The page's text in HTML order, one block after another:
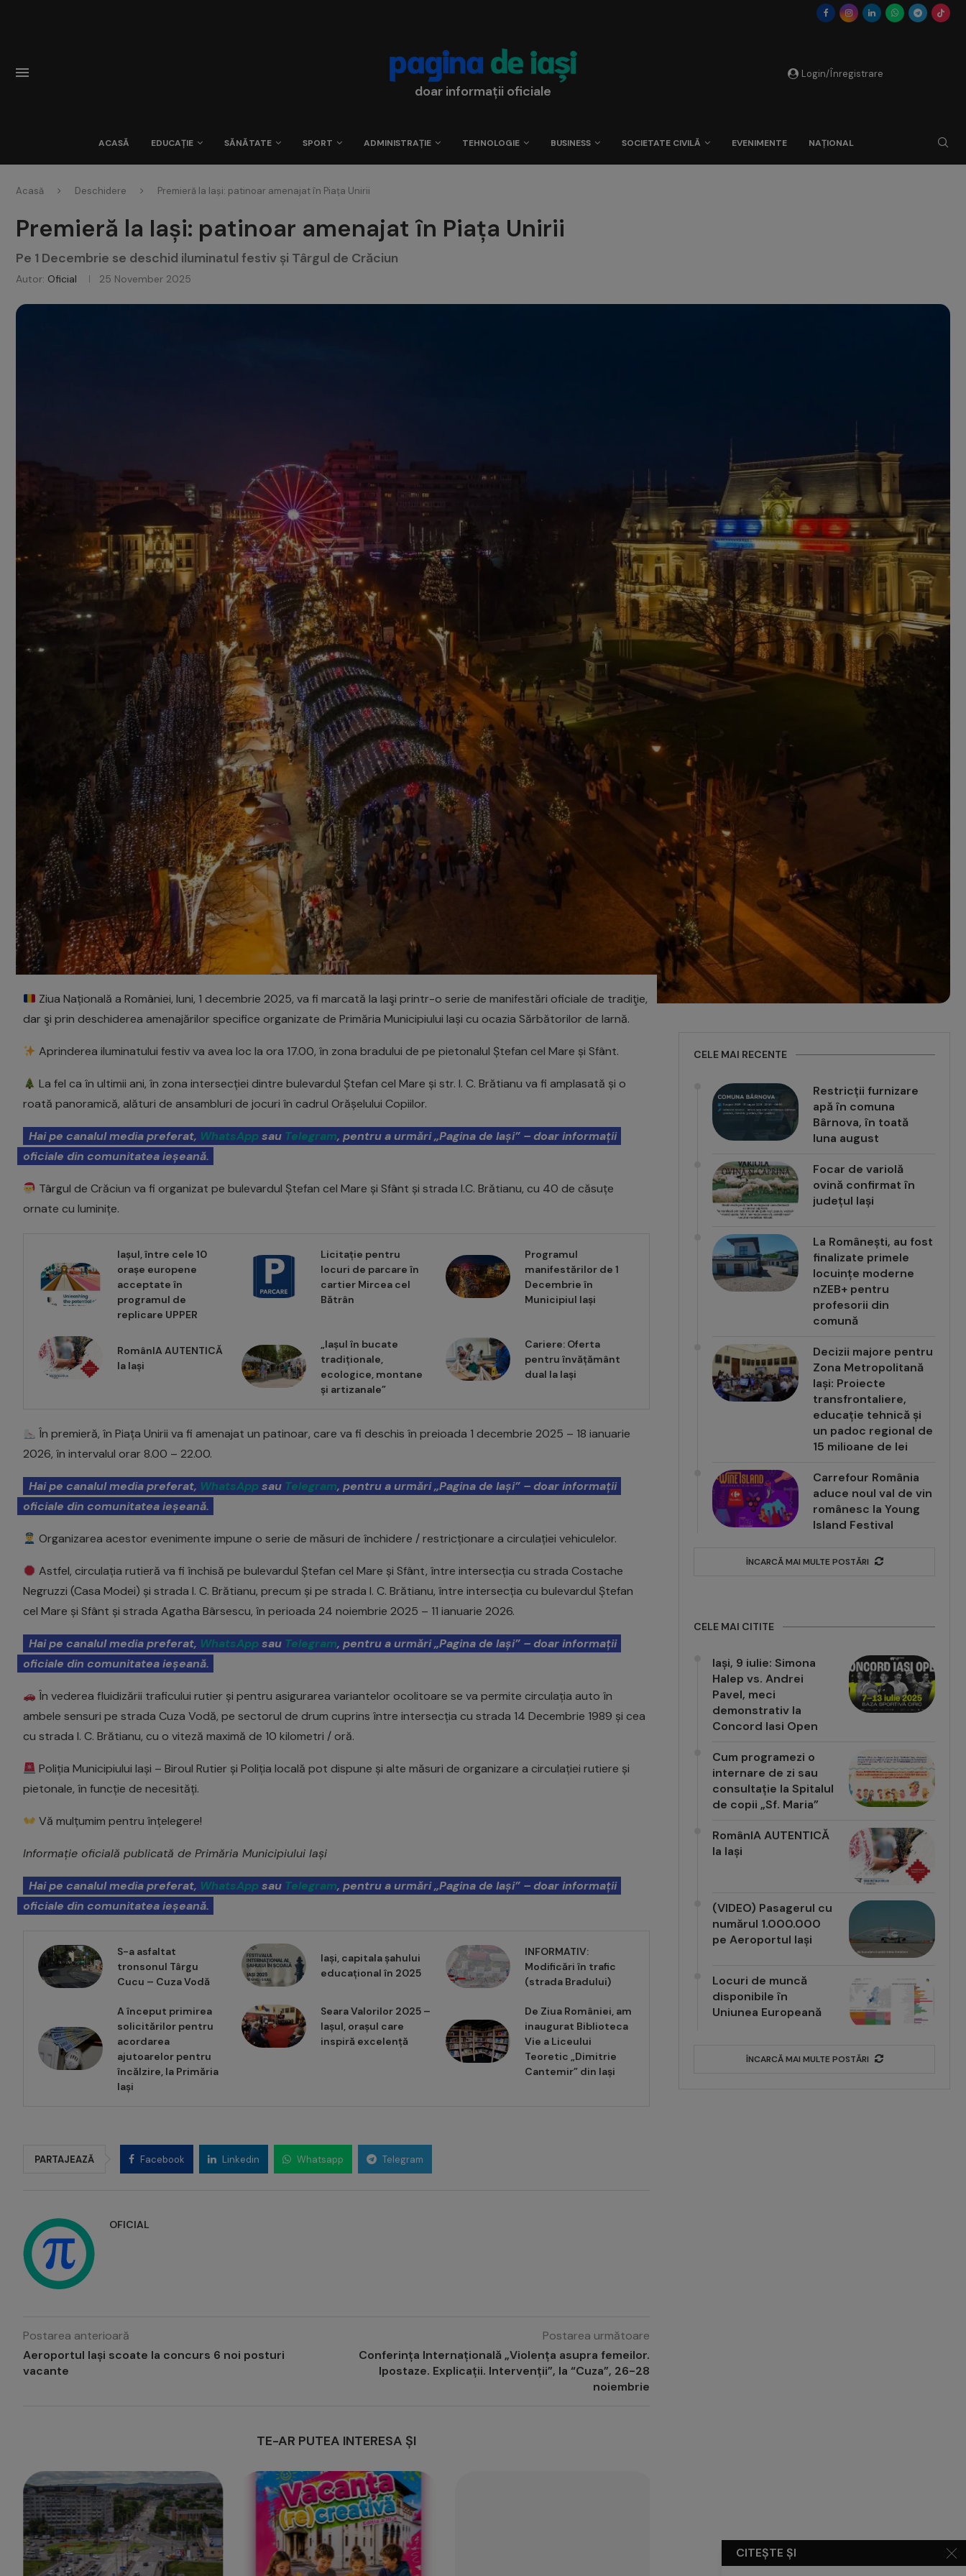
doar informații oficiale
Login/Înregistrare
ACASĂ EDUCAȚIE SĂNĂTATE SPORT ADMINISTRAȚIE TEHNOLOGIE BUSINESS SOCIETATE CIVILĂ EVENIMENTE NAȚIONAL
Acasă Deschidere Premieră la Iași: patinoar amenajat în Piața Unirii
Premieră la Iași: patinoar amenajat în Piața Unirii
Pe 1 Decembrie se deschid iluminatul festiv și Târgul de Crăciun
Autor: Oficial 25 November 2025
Ziua Națională a României, luni, 1 decembrie 2025, va fi marcată la laşi printr-o serie de manifestări oficiale de tradiţie,
dar şi prin deschiderea amenajărilor specifice organizate de Primăria Municipiului Iași cu ocazia Sărbătorilor de Iarnă.
Aprinderea iluminatului festiv va avea loc la ora 17.00, în zona bradului de pe pietonalul Ștefan cel Mare și Sfânt.
La fel ca în ultimii ani, în zona intersecției dintre bulevardul Ștefan cel Mare și str. I. C. Brătianu va fi amplasată și o
roată panoramică, alături de ansambluri de jocuri în cadrul Orășelului Copiilor.
Hai pe canalul media preferat, WhatsAppsau Telegram, pentru a urmări „Pagina de Iași” – doar informații
oficiale din comunitatea ieșeană.
Târgul de Crăciun va fi organizat pe bulevardul Ștefan cel Mare și Sfânt și strada I.C. Brătianu, cu 40 de căsuțe
ornate cu luminițe.
Iașul, între cele 10
orașe europene
acceptate în
programul de
replicare UPPER
Licitație pentru
locuri de parcare în
cartier Mircea cel
Bătrân
Programul
manifestărilor de 1
Decembrie în
Municipiul Iași
RomânIA AUTENTICĂ
la Iași
„Iașul în bucate
tradiționale,
ecologice, montane
și artizanale”
Cariere: Oferta
pentru învățământ
dual la Iași
În premieră, în Piața Unirii va fi amenajat un patinoar, care va fi deschis în preioada 1 decembrie 2025 – 18 ianuarie
2026, în intervalul orar 8.00 – 22.00.
Hai pe canalul media preferat, WhatsAppsau Telegram, pentru a urmări „Pagina de Iași” – doar informații
oficiale din comunitatea ieșeană.
Organizarea acestor evenimente impune o serie de măsuri de închidere / restricționare a circulației vehiculelor.
Astfel, circulația rutieră va fi închisă pe bulevardul Ștefan cel Mare și Sfânt, între intersecția cu strada Costache
Negruzzi (Casa Modei) și strada I. C. Brătianu, precum și pe strada I. C. Brătianu, între intersecția cu bulevardul Ștefan
cel Mare și Sfânt și strada Agatha Bârsescu, în perioada 24 noiembrie 2025 – 11 ianuarie 2026.
Hai pe canalul media preferat, WhatsAppsau Telegram, pentru a urmări „Pagina de Iași” – doar informații
oficiale din comunitatea ieșeană.
În vederea fluidizării traficului rutier și pentru asigurarea variantelor ocolitoare se va permite circulația auto în
ambele sensuri pe strada Cuza Vodă, pe sectorul de drum cuprins între intersecția cu strada 14 Decembrie 1989 și cea
cu strada I. C. Brătianu, cu o viteză maximă de 10 kilometri / oră.
Poliția Municipiului Iași – Biroul Rutier și Poliția locală pot dispune și alte măsuri de organizare a circulației rutiere și
pietonale, în funcție de necesități.
Vă mulțumim pentru înțelegere!
Informație oficială publicată de Primăria Municipiului Iași
Hai pe canalul media preferat, WhatsAppsau Telegram, pentru a urmări „Pagina de Iași” – doar informații
oficiale din comunitatea ieșeană.
S-a asfaltat
tronsonul Târgu
Cucu – Cuza Vodă
Iași, capitala șahului
educațional în 2025
INFORMATIV:
Modificări în trafic
(strada Bradului)
A început primirea
solicitărilor pentru
acordarea
ajutoarelor pentru
încălzire, la Primăria
Iași
Seara Valorilor 2025 –
Iașul, orașul care
inspiră excelență
De Ziua României, am
inaugurat Biblioteca
Vie a Liceului
Teoretic „Dimitrie
Cantemir” din Iași
PARTAJEAZĂ Facebook Linkedin Whatsapp Telegram
OFICIAL
Postarea anterioară
Aeroportul Iași scoate la concurs 6 noi posturi
vacante
Postarea următoare
Conferința Internațională „Violența asupra femeilor.
Ipostaze. Explicații. Intervenții”, la “Cuza”, 26-28
noiembrie
TE-AR PUTEA INTERESA ȘI
CELE MAI RECENTE
Restricții furnizare
apă în comuna
Bârnova, în toată
luna august
Focar de variolă
ovină confirmat în
județul Iași
La Românești, au fost
finalizate primele
locuințe moderne
nZEB+ pentru
profesorii din
comună
Decizii majore pentru
Zona Metropolitană
Iași: Proiecte
transfrontaliere,
educație tehnică și
un padoc regional de
15 milioane de lei
Carrefour România
aduce noul val de vin
românesc la Young
Island Festival
ÎNCARCĂ MAI MULTE POSTĂRI
CELE MAI CITITE
Iași, 9 iulie: Simona
Halep vs. Andrei
Pavel, meci
demonstrativ la
Concord Iasi Open
Cum programezi o
internare de zi sau
consultație la Spitalul
de copii „Sf. Maria”
RomânIA AUTENTICĂ
la Iași
(VIDEO) Pasagerul cu
numărul 1.000.000
pe Aeroportul Iași
Locuri de muncă
disponibile în
Uniunea Europeană
ÎNCARCĂ MAI MULTE POSTĂRI
CITEȘTE ȘI